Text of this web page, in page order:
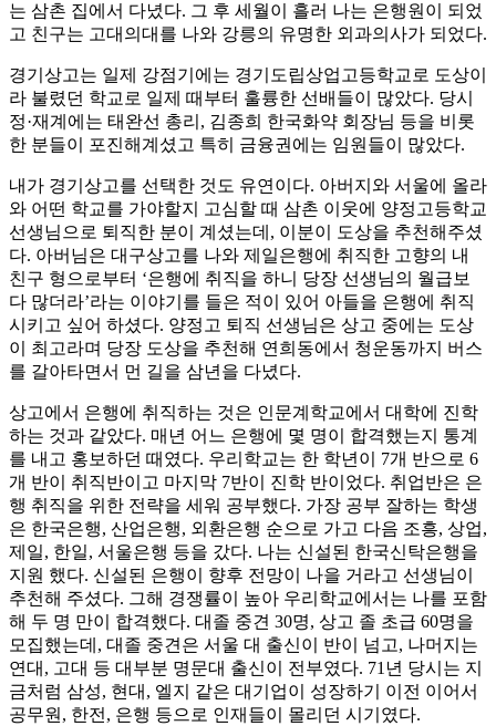
는 삼촌 집에서 다녔다. 그 후 세월이 흘러 나는 은행원이 되었
고 친구는 고대의대를 나와 강릉의 유명한 외과의사가 되었다.
경기상고는 일제 강점기에는 경기도립상업고등학교로 도상이
라 불렸던 학교로 일제 때부터 훌륭한 선배들이 많았다. 당시
정·재계에는 태완선 총리, 김종희 한국화약 회장님 등을 비롯
한 분들이 포진해계셨고 특히 금융권에는 임원들이 많았다.
내가 경기상고를 선택한 것도 유연이다. 아버지와 서울에 올라
와 어떤 학교를 가야할지 고심할 때 삼촌 이웃에 양정고등학교
선생님으로 퇴직한 분이 계셨는데, 이분이 도상을 추천해주셨
다. 아버님은 대구상고를 나와 제일은행에 취직한 고향의 내
친구 형으로부터 ‘은행에 취직을 하니 당장 선생님의 월급보
다 많더라’라는 이야기를 들은 적이 있어 아들을 은행에 취직
시키고 싶어 하셨다. 양정고 퇴직 선생님은 상고 중에는 도상
이 최고라며 당장 도상을 추천해 연희동에서 청운동까지 버스
를 갈아타면서 먼 길을 삼년을 다녔다.
상고에서 은행에 취직하는 것은 인문계학교에서 대학에 진학
하는 것과 같았다. 매년 어느 은행에 몇 명이 합격했는지 통계
를 내고 홍보하던 때였다. 우리학교는 한 학년이 7개 반으로 6
개 반이 취직반이고 마지막 7반이 진학 반이었다. 취업반은 은
행 취직을 위한 전략을 세워 공부했다. 가장 공부 잘하는 학생
은 한국은행, 산업은행, 외환은행 순으로 가고 다음 조흥, 상업,
제일, 한일, 서울은행 등을 갔다. 나는 신설된 한국신탁은행을
지원 했다. 신설된 은행이 향후 전망이 나을 거라고 선생님이
추천해 주셨다. 그해 경쟁률이 높아 우리학교에서는 나를 포함
해 두 명 만이 합격했다. 대졸 중견 30명, 상고 졸 초급 60명을
모집했는데, 대졸 중견은 서울 대 출신이 반이 넘고, 나머지는
연대, 고대 등 대부분 명문대 출신이 전부였다. 71년 당시는 지
금처럼 삼성, 현대, 엘지 같은 대기업이 성장하기 이전 이어서
공무원, 한전, 은행 등으로 인재들이 몰리던 시기였다.